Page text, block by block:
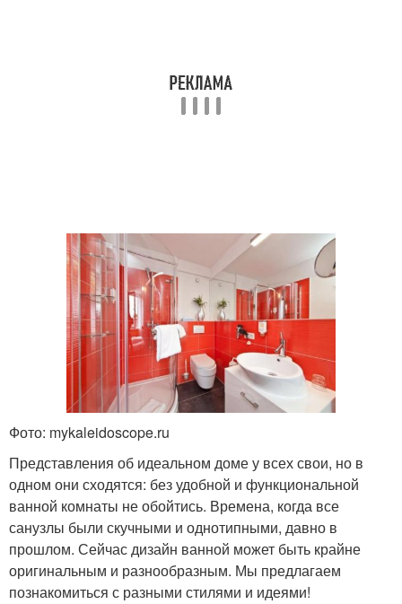
Фото: mykaleidoscope.ru
Представления об идеальном доме у всех свои, но в
одном они сходятся: без удобной и функциональной
ванной комнаты не обойтись. Времена, когда все
санузлы были скучными и однотипными, давно в
прошлом. Сейчас дизайн ванной может быть крайне
оригинальным и разнообразным. Мы предлагаем
познакомиться с разными стилями и идеями!